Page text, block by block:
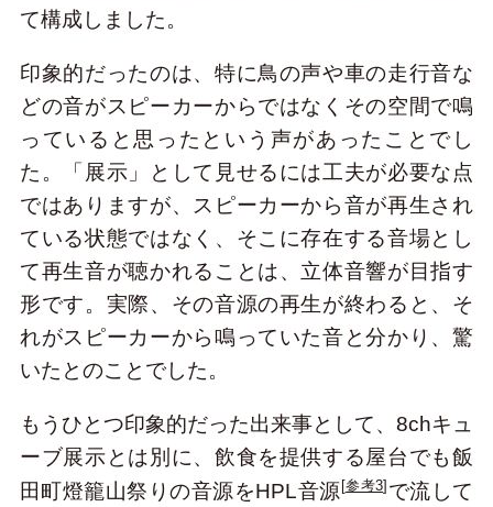
て構成しました。
印象的だったのは、特に鳥の声や車の走行音な
どの音がスピーカーからではなくその空間で鳴
っていると思ったという声があったことでし
た。「展示」として見せるには工夫が必要な点
ではありますが、スピーカーから音が再生され
ている状態ではなく、そこに存在する音場とし
て再生音が聴かれることは、立体音響が目指す
形です。実際、その音源の再生が終わると、そ
れがスピーカーから鳴っていた音と分かり、驚
いたとのことでした。
もうひとつ印象的だった出来事として、8chキュ
ーブ展示とは別に、飲食を提供する屋台でも飯
田町燈籠山祭りの音源をHPL音源 [参考3] で流して